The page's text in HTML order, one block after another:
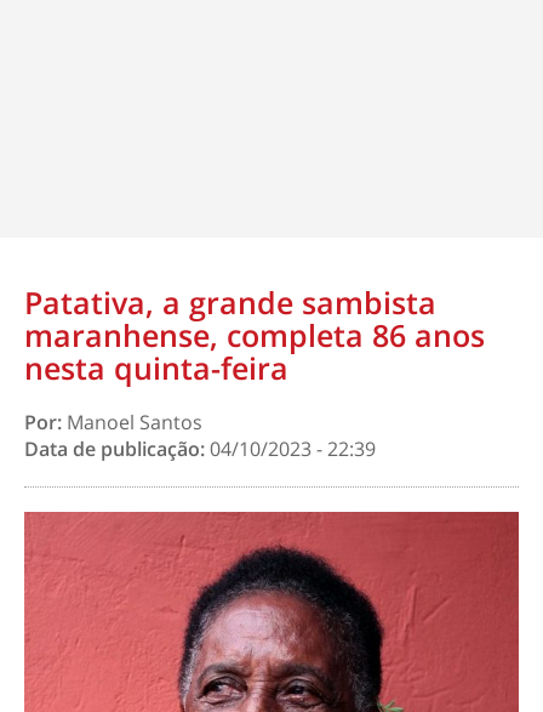
Patativa, a grande sambista
maranhense, completa 86 anos
nesta quinta-feira
Por: Manoel Santos
Data de publicação:04/10/2023 - 22:39